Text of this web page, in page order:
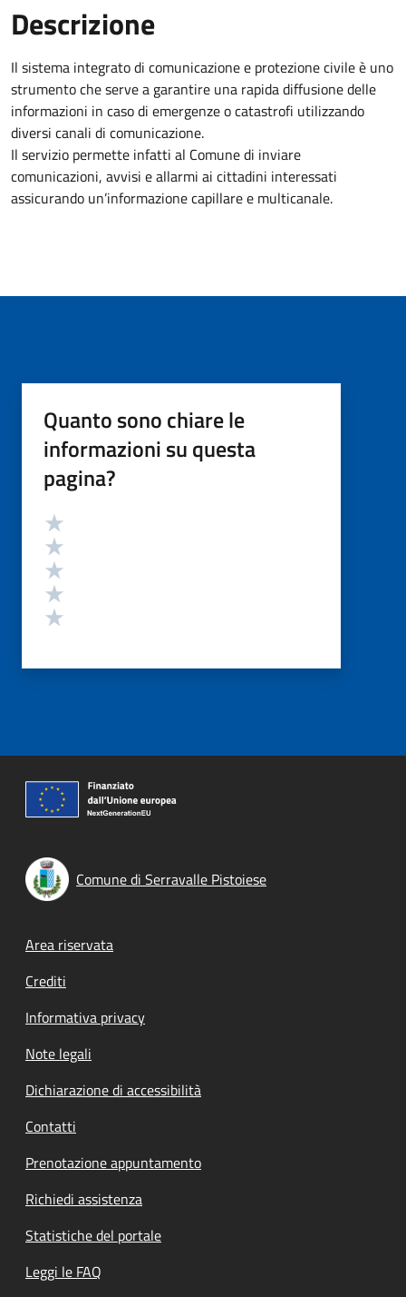
Descrizione
Il sistema integrato di comunicazione e protezione civile è uno
strumento che serve a garantire una rapida diffusione delle
informazioni in caso di emergenze o catastrofi utilizzando
diversi canali di comunicazione.
Il servizio permette infatti al Comune di inviare
comunicazioni, avvisi e allarmi ai cittadini interessati
assicurando un’informazione capillare e multicanale.
Quanto sono chiare le
informazioni su questa
pagina?
Valutazione
Comune di Serravalle Pistoiese
Footer menu
Area riservata
Crediti
Informativa privacy
Note legali
Dichiarazione di accessibilità
Contatti
Prenotazione appuntamento
Richiedi assistenza
Statistiche del portale
Leggi le FAQ